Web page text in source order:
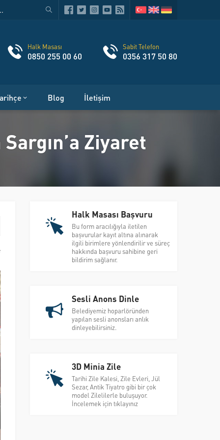
Halk Masası
0850 255 00 60
Sabit Telefon
0356 317 50 80
Blog İletişim
Ziyaret
Halk Masası Başvuru
Bu form aracılığıyla iletilen
başvurular kayıt altına alınarak
ilgili birimlere yönlendirilir ve süreç
hakkında başvuru sahibine geri
bildirim sağlanır.
Sesli Anons Dinle
Belediyemiz hoparlöründen
yapılan sesli anonsları anlık
dinleyebilirsiniz.
3D Minia Zile
Tarihi Zile Kalesi, Zile Evleri, Jül
Sezar, Antik Tiyatro gibi bir çok
model Zilelilerle buluşuyor.
İncelemek için tıklayınız